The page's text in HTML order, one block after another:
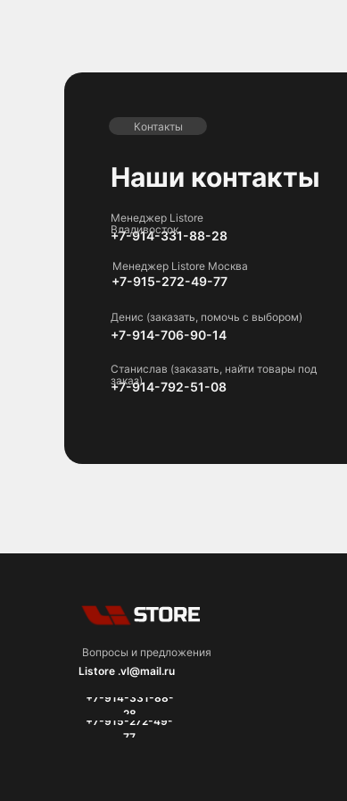
Наши контакты
+7-914-331-88-28
Менеджер Listore
Владивосток
+7-915-272-49-77
Менеджер Listore Москва
+7-914-706-90-14
Денис (заказать, помочь с выбором)
+7-914-792-51-08
Станислав (заказать, найти товары под
заказ)
Контакты
Вопросы и предложения
+7-915-272-49-
77
Listore .vl@mail.ru
+7-914-331-88-
28